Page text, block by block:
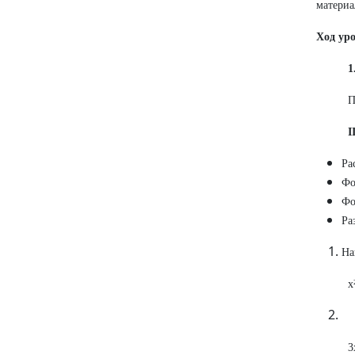
Ход
II